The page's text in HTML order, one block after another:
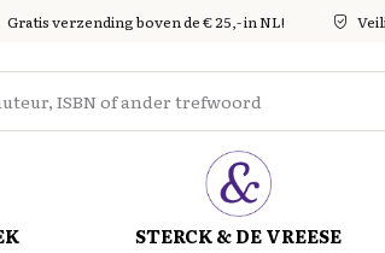
Gratis verzending boven de € 25,- in NL!
STERCK & DE VREESE